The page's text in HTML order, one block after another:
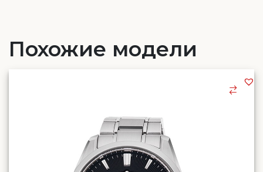
Похожие модели